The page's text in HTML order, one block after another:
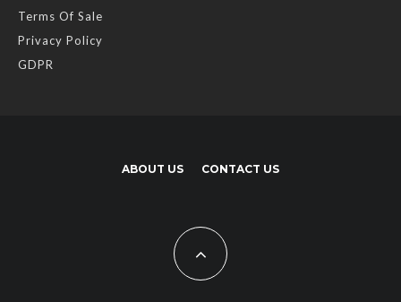
Terms Of Sale
Privacy Policy
GDPR
ABOUT US CONTACT US